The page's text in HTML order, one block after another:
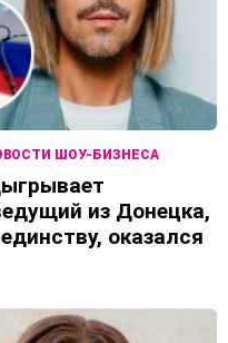
ШОУ-БИЗНЕСА
из Донецка,
оказался